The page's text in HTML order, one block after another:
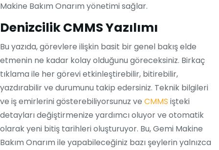
Makine Bakım Onarım yönetimi sağlar.
Denizcilik CMMS Yazılımı
Bu yazıda, görevlere ilişkin basit bir genel bakış elde
etmenin ne kadar kolay olduğunu göreceksiniz. Birkaç
tıklama ile her görevi etkinleştirebilir, bitirebilir,
yazdırabilir ve durumunu takip edersiniz. Teknik bilgileri
ve iş emirlerini gösterebiliyorsunuz ve CMMS işteki
detayları değiştirmenize yardımcı oluyor ve otomatik
olarak yeni bitiş tarihleri ​​oluşturuyor. Bu, Gemi Makine
Bakım Onarım ile yapabileceğiniz bazı şeylerin yalnızca